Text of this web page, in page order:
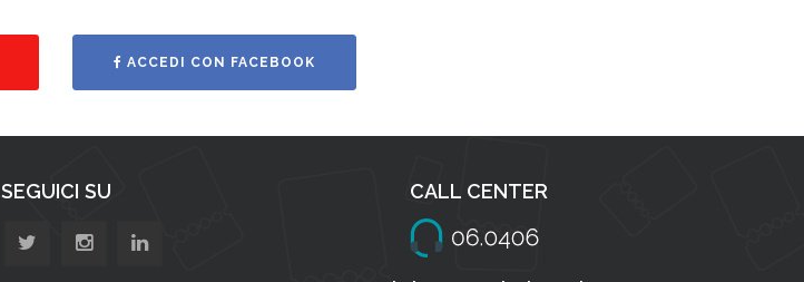
ACCEDI CON FACEBOOK
SEGUICI SU CALL CENTER